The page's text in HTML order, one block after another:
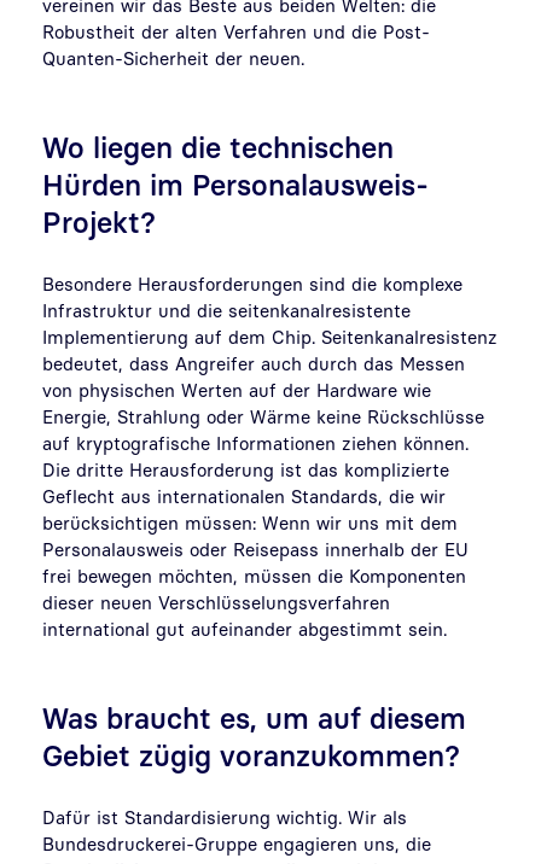
Robustheit der alten Verfahren und die Post-
Quanten-Sicherheit der neuen.
Wo liegen die technischen
Hürden im Personalausweis-
Projekt?
Besondere Herausforderungen sind die komplexe
Infrastruktur und die seitenkanalresistente
Implementierung auf dem Chip. Seitenkanalresistenz
bedeutet, dass Angreifer auch durch das Messen
von physischen Werten auf der Hardware wie
Energie, Strahlung oder Wärme keine Rückschlüsse
auf kryptografische Informationen ziehen können.
Die dritte Herausforderung ist das komplizierte
Geflecht aus internationalen Standards, die wir
berücksichtigen müssen: Wenn wir uns mit dem
Personalausweis oder Reisepass innerhalb der EU
frei bewegen möchten, müssen die Komponenten
dieser neuen Verschlüsselungsverfahren
international gut aufeinander abgestimmt sein.
Was braucht es, um auf diesem
Gebiet zügig voranzukommen?
Dafür ist Standardisierung wichtig. Wir als
Bundesdruckerei-Gruppe engagieren uns, die